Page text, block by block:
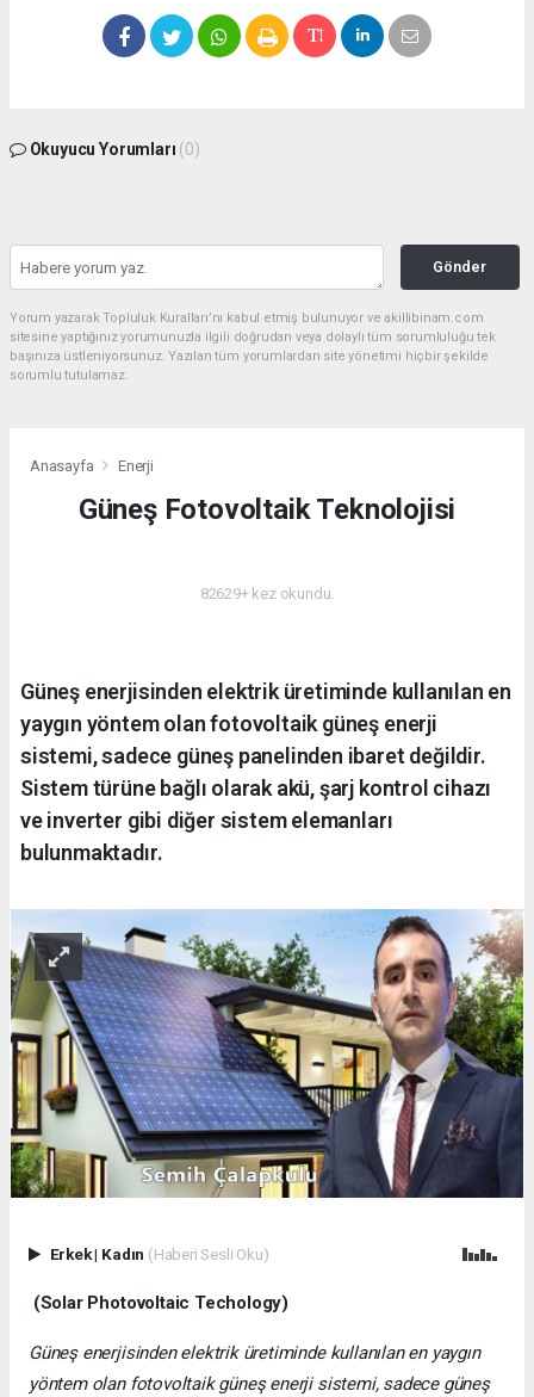
Okuyucu Yorumları (0)
Gönder
Yorum yazarak Topluluk Kuralları’nı kabul etmiş bulunuyor ve akillibinam.com
sitesine yaptığınız yorumunuzla ilgili doğrudan veya dolaylı tüm sorumluluğu tek
başınıza üstleniyorsunuz. Yazılan tüm yorumlardan site yönetimi hiçbir şekilde
sorumlu tutulamaz.
Anasayfa Enerji
Güneş Fotovoltaik Teknolojisi
82629+ kez okundu.
Güneş enerjisinden elektrik üretiminde kullanılan en
yaygın yöntem olan fotovoltaik güneş enerji
sistemi, sadece güneş panelinden ibaret değildir.
Sistem türüne bağlı olarak akü, şarj kontrol cihazı
ve inverter gibi diğer sistem elemanları
bulunmaktadır.
Erkek| Kadın (Haberi Sesli Oku)
(Solar Photovoltaic Techology)
Güneş enerjisinden elektrik üretiminde kullanılan en yaygın
yöntem olan fotovoltaik güneş enerji sistemi, sadece güneş